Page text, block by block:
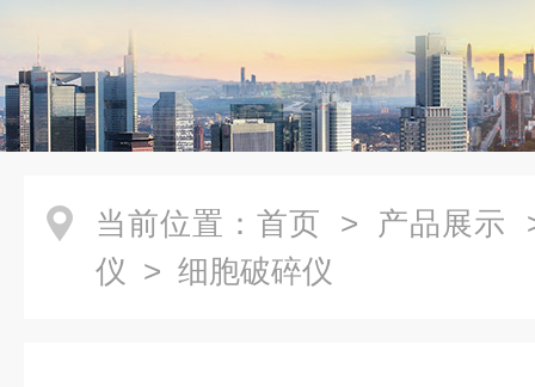
当前位置： 首页 > 产品展示
仪 > 细胞破碎仪